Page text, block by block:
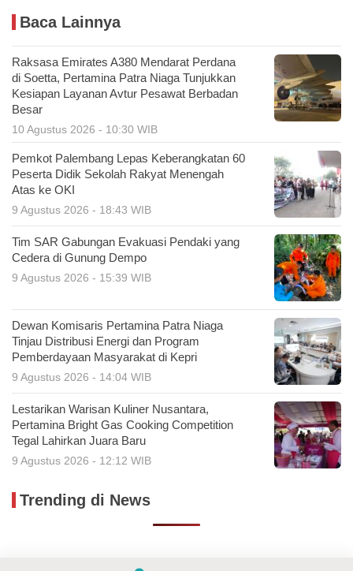
Baca Lainnya
Raksasa Emirates A380 Mendarat Perdana
di Soetta, Pertamina Patra Niaga Tunjukkan
Kesiapan Layanan Avtur Pesawat Berbadan
Besar
10 Agustus 2026 - 10:30 WIB
Pemkot Palembang Lepas Keberangkatan 60
Peserta Didik Sekolah Rakyat Menengah
Atas ke OKI
9 Agustus 2026 - 18:43 WIB
Tim SAR Gabungan Evakuasi Pendaki yang
Cedera di Gunung Dempo
9 Agustus 2026 - 15:39 WIB
Dewan Komisaris Pertamina Patra Niaga
Tinjau Distribusi Energi dan Program
Pemberdayaan Masyarakat di Kepri
9 Agustus 2026 - 14:04 WIB
Lestarikan Warisan Kuliner Nusantara,
Pertamina Bright Gas Cooking Competition
Tegal Lahirkan Juara Baru
9 Agustus 2026 - 12:12 WIB
Trending di News